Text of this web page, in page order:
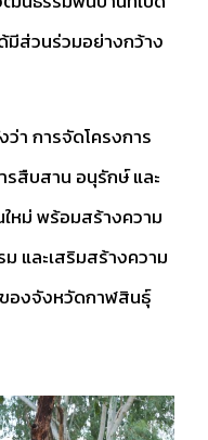
มีส่วนร่วมอย่างกว้าง
การจัดโครงการ
รสืบสาน อนุรักษ์ และ
ม่ พร้อมสร้างความ
และเสริมสร้างความ
องจังหวัดกาฬสินธุ์